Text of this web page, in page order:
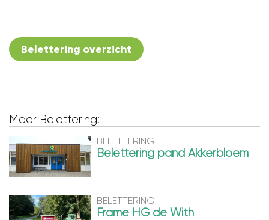
Belettering overzicht
Meer Belettering:
BELETTERING
Belettering pand Akkerbloem
BELETTERING
Frame HG de With